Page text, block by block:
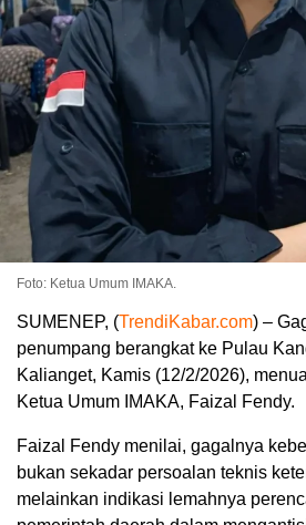
Foto: Ketua Umum IMAKA.
SUMENEP, (TrendiKabar.com) –
penumpang berangkat ke Pulau
Kalianget, Kamis (12/2/2026),
Ketua Umum IMAKA, Faizal Fendy.
Faizal Fendy menilai, gagalnya
bukan sekadar persoalan teknis
melainkan indikasi lemahnya